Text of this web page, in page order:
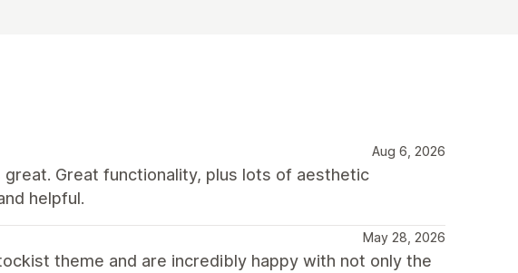
Aug 6, 2026
Great functionality, plus lots of aesthetic
helpful.
May 28, 2026
theme and are incredibly happy with not only the